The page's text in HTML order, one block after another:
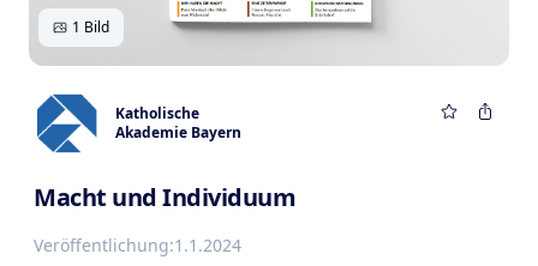
1 Bild
Katholische
Akademie Bayern
Macht und Individuum
Veröffentlichung:1.1.2024